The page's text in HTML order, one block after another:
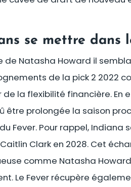
se mettre dans
Natasha Howard il
de la pick 2 2022
la flexibilité financière. En
prolongée la saison
Fever. Pour rappel, Indiana
Clark en 2028. Cet
comme Natasha
Le Fever récupère